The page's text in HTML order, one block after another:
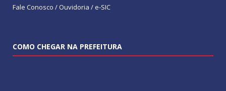
Fale Conosco / Ouvidoria / e-SIC
COMO CHEGAR NA PREFEITURA